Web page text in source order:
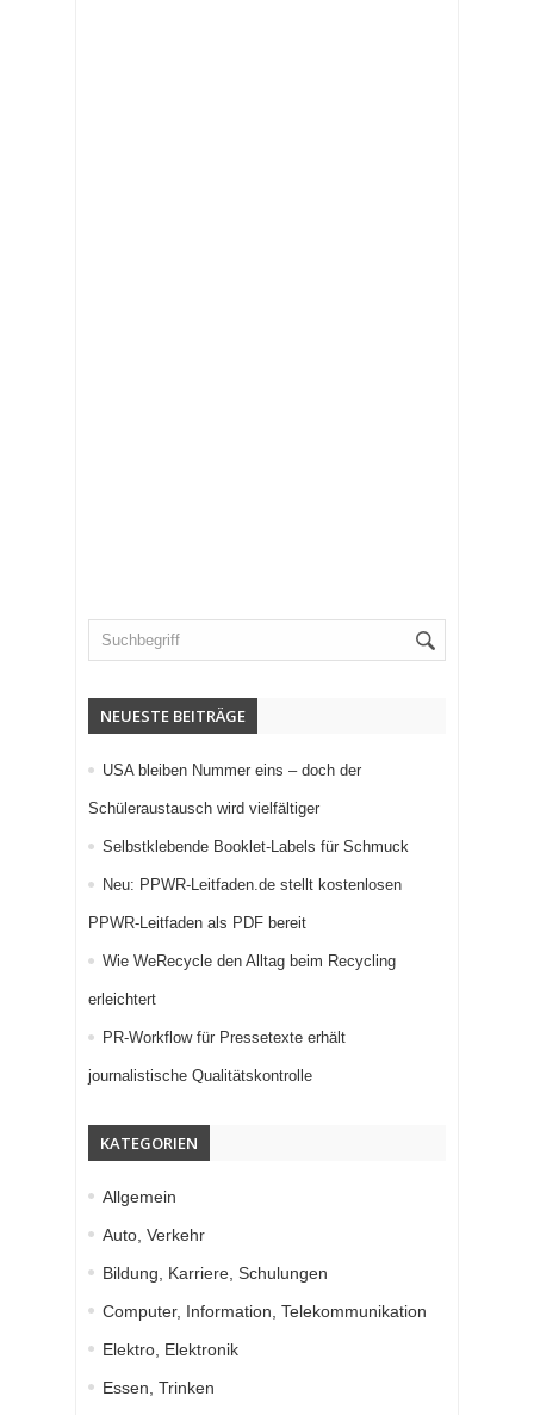
NEUESTE BEITRÄGE
USA bleiben Nummer eins – doch der
Schüleraustausch wird vielfältiger
Selbstklebende Booklet-Labels für Schmuck
Neu: PPWR-Leitfaden.de stellt kostenlosen
PPWR-Leitfaden als PDF bereit
Wie WeRecycle den Alltag beim Recycling
erleichtert
PR-Workflow für Pressetexte erhält
journalistische Qualitätskontrolle
KATEGORIEN
Allgemein
Auto, Verkehr
Bildung, Karriere, Schulungen
Computer, Information, Telekommunikation
Elektro, Elektronik
Essen, Trinken